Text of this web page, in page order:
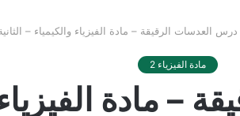
العدسات الرقيقة – مادة الفيزياء والكيمياء –
مادة الفيزياء 2
الفيزياء